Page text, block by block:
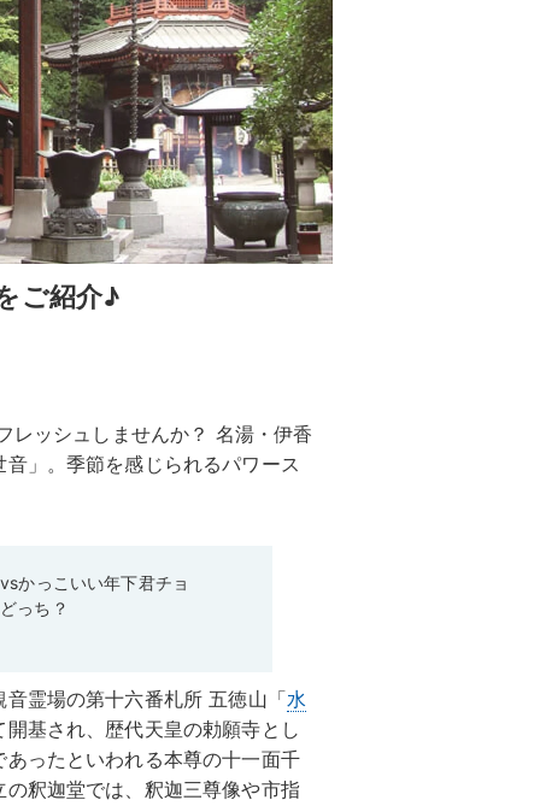
ご紹介♪
レッシュしませんか？ 名湯・伊香
」。季節を感じられるパワース
かっこいい年下君チョ
っち？
霊場の第十六番札所 五徳山「水
基され、歴代天皇の勅願寺とし
ったといわれる本尊の十一面千
釈迦堂では、釈迦三尊像や市指